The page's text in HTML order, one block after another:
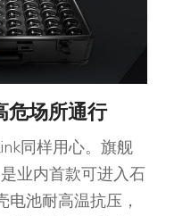
危场所通行
同样用心。旗舰
业内首款可进入石
池耐高温抗压，